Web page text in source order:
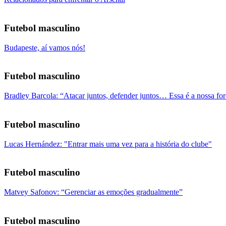
Futebol masculino
Budapeste, aí vamos nós!
Futebol masculino
Bradley Barcola: “Atacar juntos, defender juntos… Essa é a nossa
Futebol masculino
Lucas Hernández: "Entrar mais uma vez para a história do clube"
Futebol masculino
Matvey Safonov: “Gerenciar as emoções gradualmente”
Futebol masculino